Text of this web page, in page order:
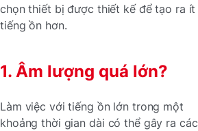
chọn thiết bị được thiết kế để tạo ra ít
tiếng ồn hơn.
1. Âm lượng quá lớn?
Làm việc với tiếng ồn lớn trong một
khoảng thời gian dài có thể gây ra các